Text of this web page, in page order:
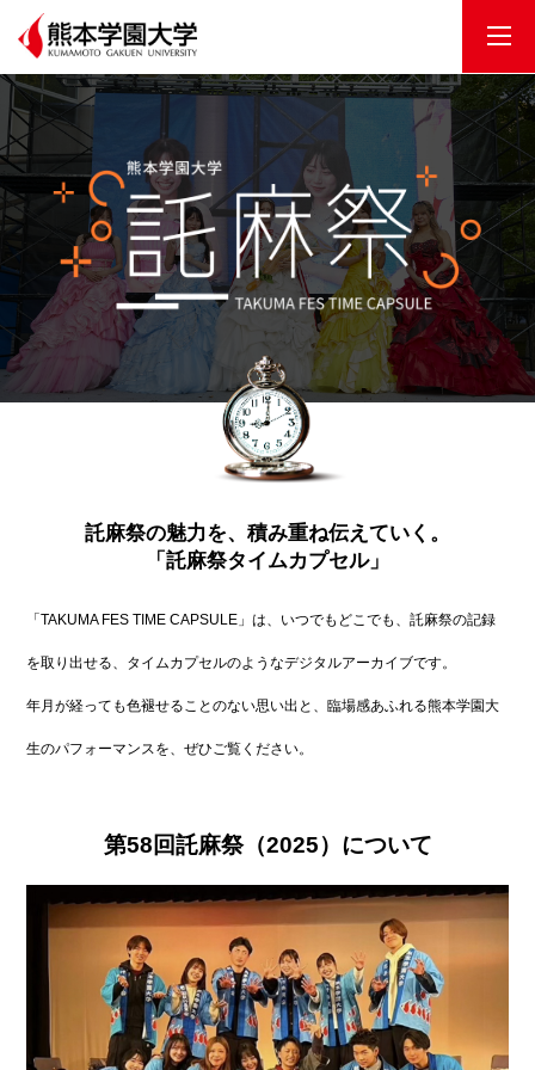
託麻祭の魅力を、積み重ね伝えていく。
「託麻祭タイムカプセル」
「TAKUMA FES TIME CAPSULE」は、いつでもどこでも、託麻祭の記録
を取り出せる、タイムカプセルのようなデジタルアーカイブです。
年月が経っても色褪せることのない思い出と、臨場感あふれる熊本学園大
生のパフォーマンスを、ぜひご覧ください。
第58回託麻祭（2025） について
HOME
MOVIE
PHOTO
NEWS&BLOG